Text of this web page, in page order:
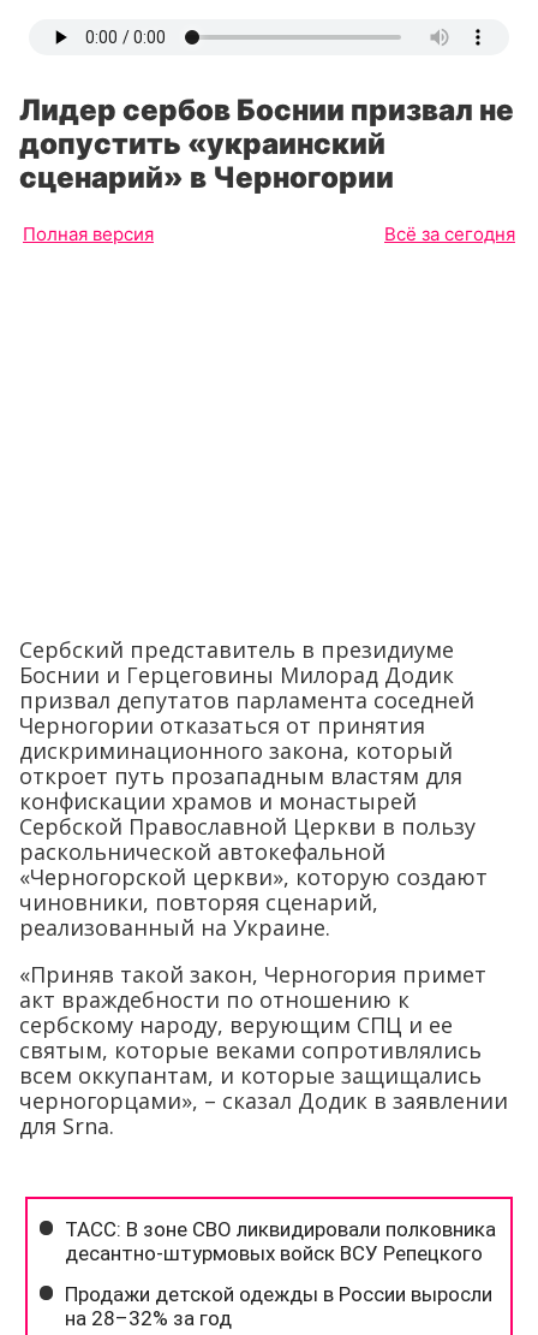
Лидер сербов Боснии призвал не
допустить «украинский
сценарий» в Черногории
Полная версия Всё за сегодня
Сербский представитель в президиуме
Боснии и Герцеговины Милорад Додик
призвал депутатов парламента соседней
Черногории отказаться от принятия
дискриминационного закона, который
откроет путь прозападным властям для
конфискации храмов и монастырей
Сербской Православной Церкви в пользу
раскольнической автокефальной
«Черногорской церкви», которую создают
чиновники, повторяя сценарий,
реализованный на Украине.
«Приняв такой закон, Черногория примет
акт враждебности по отношению к
сербскому народу, верующим СПЦ и ее
святым, которые веками сопротивлялись
всем оккупантам, и которые защищались
черногорцами», – сказал Додик в заявлении
для Srna.